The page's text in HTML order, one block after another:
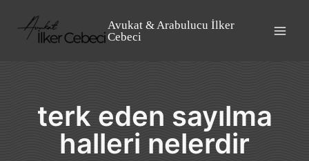
content
Avukat & Arabulucu İlker
Cebeci
terk eden sayılma
halleri nelerdir